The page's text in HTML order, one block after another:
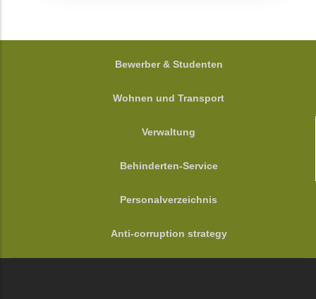
FOOTER
Bewerber & Studenten
Wohnen und Transport
Verwaltung
Behinderten-Service
Personalverzeichnis
Anti-corruption strategy